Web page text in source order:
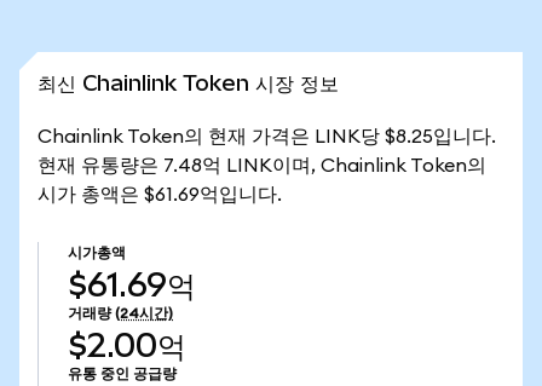
최신 Chainlink Token 시장 정보
Chainlink Token의 현재 가격은 LINK당 $8.25입니다.
현재 유통량은 7.48억 LINK이며, Chainlink Token의
시가 총액은 $61.69억입니다.
시가총액
$61.69억
거래량 (24시간)
$2.00억
유통 중인 공급량